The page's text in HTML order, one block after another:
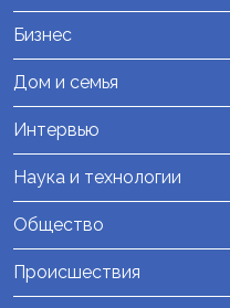
Бизнес
Дом и семья
Интервью
Наука и технологии
Общество
Происшествия